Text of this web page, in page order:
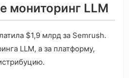
мониторинг LLM
$1,9 млрд за Semrush.
LLM, а за платформу,